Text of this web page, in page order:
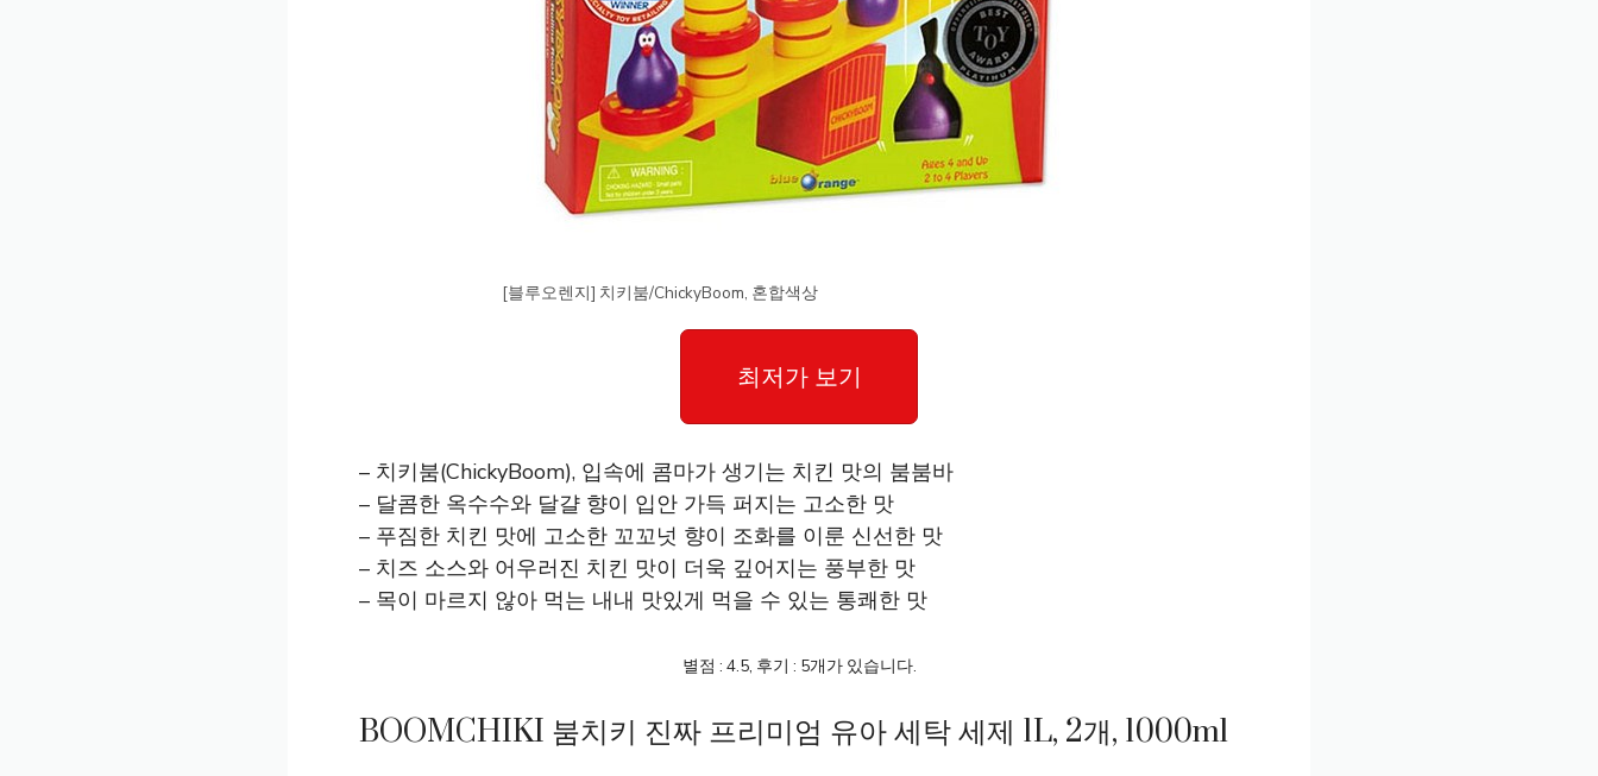
[블루오렌지] 치키붐/ChickyBoom, 혼합색상
최저가 보기
– 치키붐(ChickyBoom), 입속에 콤마가 생기는 치킨 맛의 붐붐바
– 달콤한 옥수수와 달걀 향이 입안 가득 퍼지는 고소한 맛
– 푸짐한 치킨 맛에 고소한 꼬꼬넛 향이 조화를 이룬 신선한 맛
– 치즈 소스와 어우러진 치킨 맛이 더욱 깊어지는 풍부한 맛
– 목이 마르지 않아 먹는 내내 맛있게 먹을 수 있는 통쾌한 맛
별점 : 4.5, 후기 : 5개가 있습니다.
BOOMCHIKI 붐치키 진짜 프리미엄 유아 세탁 세제 1L, 2개, 1000ml